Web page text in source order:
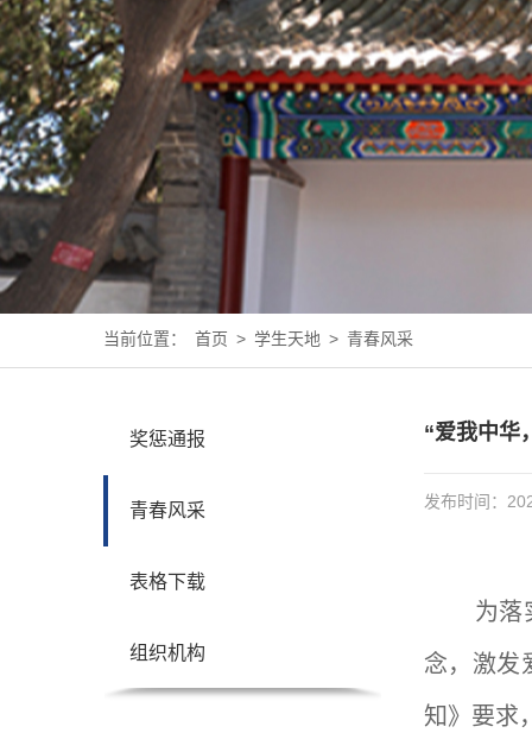
当前位置： 首页 > 学生天地 > 青春风采
奖惩通报
青春风采
表格下载
组织机构
“爱我中华
发布时间：
为落
念，激发
知》要求